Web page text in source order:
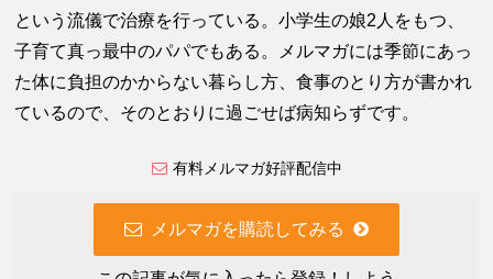
という流儀で治療を行っている。小学生の娘2人をもつ、
子育て真っ最中のパパでもある。メルマガには季節にあっ
た体に負担のかからない暮らし方、食事のとり方が書かれ
ているので、そのとおりに過ごせば病知らずです。
有料メルマガ好評配信中
メルマガを購読してみる